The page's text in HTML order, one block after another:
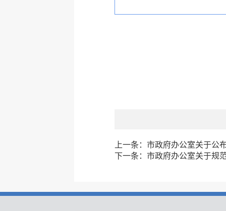
上一条： 市政府办公室关于公
下一条： 市政府办公室关于规